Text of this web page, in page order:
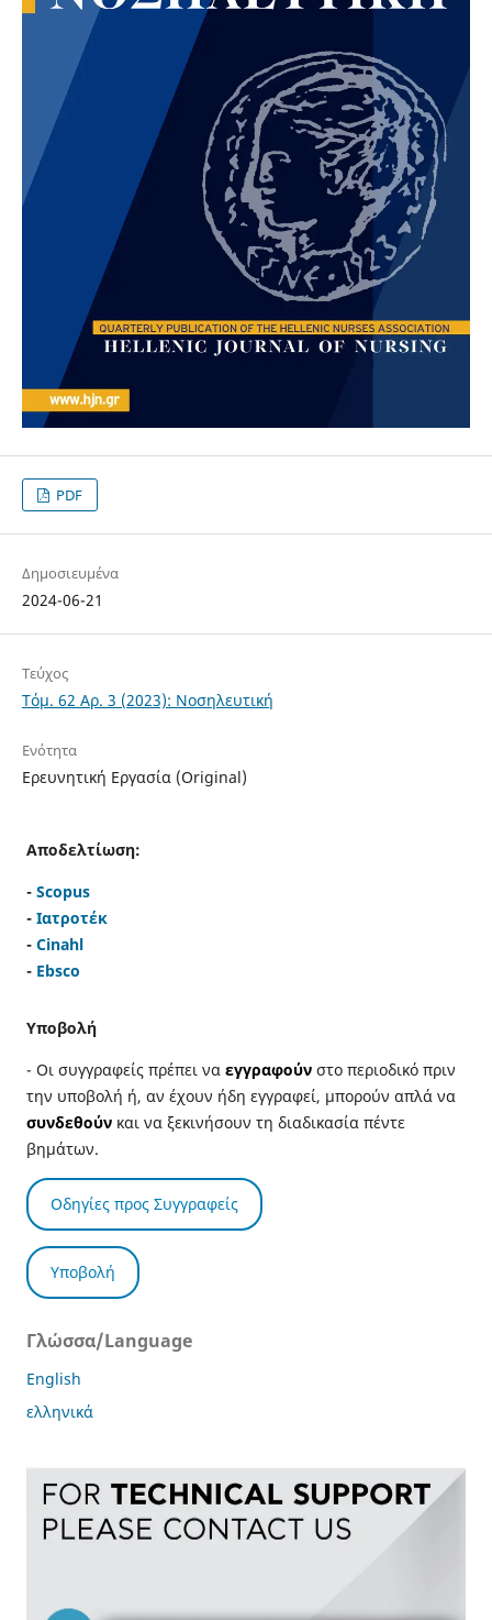
PDF
Δημοσιευμένα
2024-06-21
Τεύχος
Τόμ. 62 Αρ. 3 (2023): Νοσηλευτική
Ενότητα
Ερευνητική Εργασία (Original)
Αποδελτίωση:
- Scopus
- Ιατροτέκ
- Cinahl
- Ebsco
Υποβολή
- Οι συγγραφείς πρέπει να εγγραφούν στο περιοδικό πριν
την υποβολή ή, αν έχουν ήδη εγγραφεί, μπορούν απλά να
συνδεθούνκαι να ξεκινήσουν τη διαδικασία πέντε
βημάτων.
Οδηγίες προς Συγγραφείς
Υποβολή
Γλώσσα/Language
English
ελληνικά